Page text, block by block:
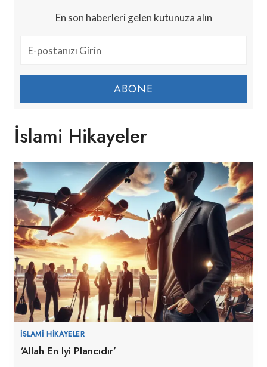
En son haberleri gelen kutunuza alın
ABONE
İslami Hikayeler
İSLAMI HIKAYELER
‘Allah En Iyi Plancıdır’